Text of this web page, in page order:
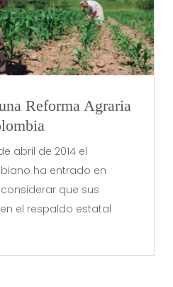
Reforma Agraria
abril de 2014 el
ha entrado en
que sus
el respaldo estatal